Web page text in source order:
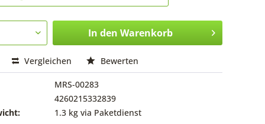
In den Warenkorb
Vergleichen Bewerten
MRS-00283
4260215332839
1.3 kg via Paketdienst